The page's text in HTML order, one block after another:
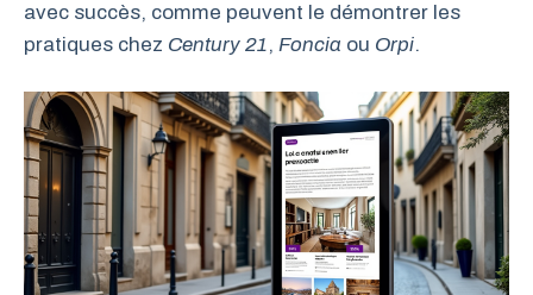
avec succès, comme peuvent le démontrer les
pratiques chez Century 21, Foncia ou Orpi.